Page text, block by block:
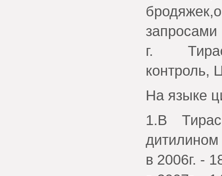
г.
контроль,
На языке
1.В
в 2006г. -